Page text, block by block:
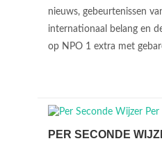
nieuws, gebeurtenissen
internationaal belang en
op NPO 1 extra met
PER SECONDE